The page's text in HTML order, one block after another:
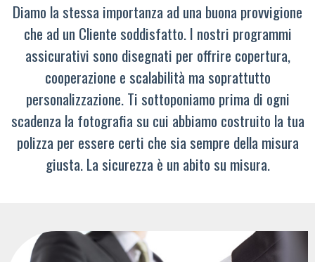
Diamo la stessa importanza ad una buona provvigione
che ad un Cliente soddisfatto. I nostri programmi
assicurativi sono disegnati per offrire copertura,
cooperazione e scalabilità ma soprattutto
personalizzazione. Ti sottoponiamo prima di ogni
scadenza la fotografia su cui abbiamo costruito la tua
polizza per essere certi che sia sempre della misura
giusta. La sicurezza è un abito su misura.